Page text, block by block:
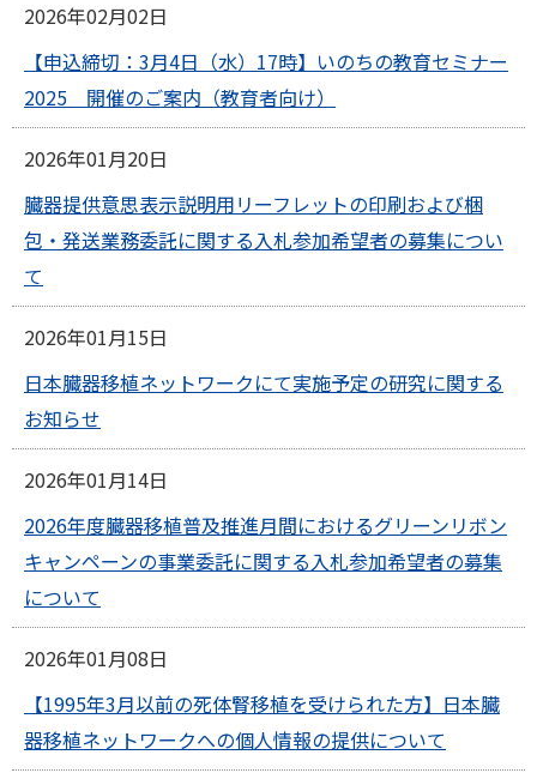
2026年02月02日
【申込締切：3月4日（水）17時】いのちの教育セミナー
2025 開催のご案内（教育者向け）
2026年01月20日
臓器提供意思表示説明用リーフレットの印刷および梱
包・発送業務委託に関する入札参加希望者の募集につい
て
2026年01月15日
日本臓器移植ネットワークにて実施予定の研究に関する
お知らせ
2026年01月14日
2026年度臓器移植普及推進月間におけるグリーンリボン
キャンペーンの事業委託に関する入札参加希望者の募集
について
2026年01月08日
【1995年3月以前の死体腎移植を受けられた方】日本臓
器移植ネットワークへの個人情報の提供について